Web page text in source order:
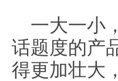
一大一小
话题度的产
得更加壮大